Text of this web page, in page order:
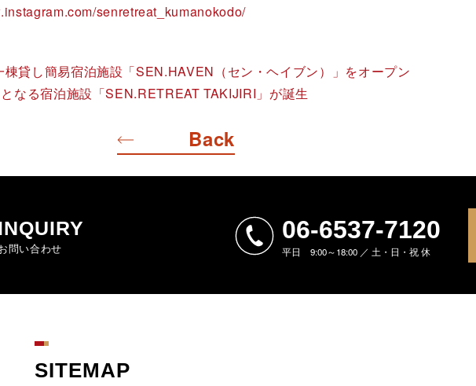
senretreat_kumanokodo/
貸し簡易宿泊施設「SEN.HAVEN（セン・ヘイブン）」をオープン
なる宿泊施設「SEN.RETREAT TAKIJIRI」が誕生
Back
問い合わせ
06-6537-7120
平日 9:00～18:00 ／ 土・日・祝 休
SITEMAP